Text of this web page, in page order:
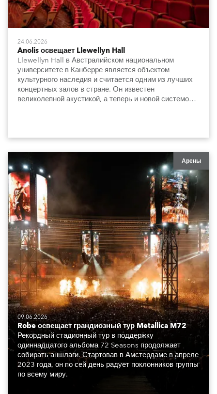
24.06.2026
Anolis освещает Llewellyn Hall
Llewellyn Hall в Австралийском национальном
университете в Канберре является объектом
культурного наследия и считается одним из лучших
концертных залов в стране. Он известен
великолепной акустикой, а теперь и новой системой
Арены
09.06.2026
Robe освещает грандиозный тур Metallica M72
Рекордный стадионный тур в поддержку
одиннадцатого альбома 72 Seasons продолжает
собирать аншлаги. Стартовав в Амстердаме в апреле
2023 года, он по сей день радует поклонников группы
по всему миру.